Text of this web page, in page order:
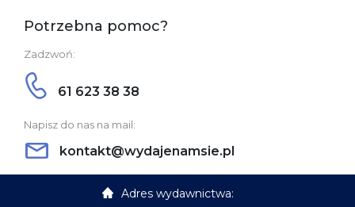
Potrzebna pomoc?
Zadzwoń:
61 623 38 38
Napisz do nas na mail:
kontakt@wydajenamsie.pl
Adres wydawnictwa: